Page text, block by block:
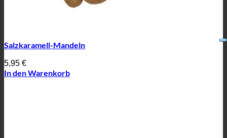
Salzkaramell-Mandeln
5,95 €
In den Warenkorb